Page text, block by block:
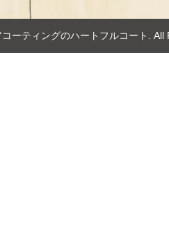
コーティングのハートフルコート .